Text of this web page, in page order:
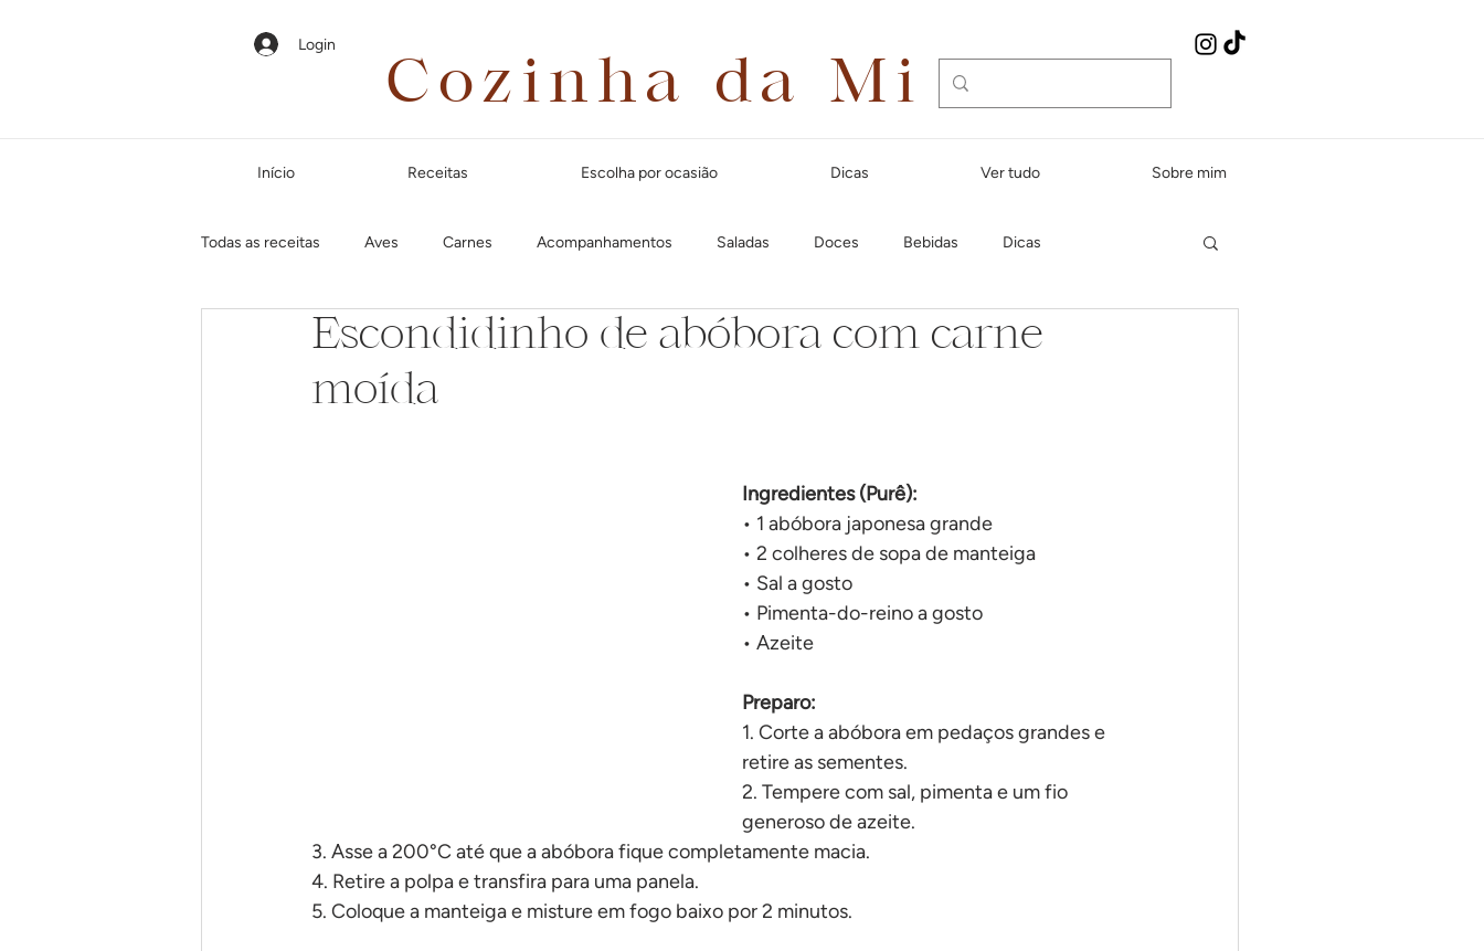
Login
Cozinha da Mi
Início Receitas Escolha por ocasião Dicas Ver tudo Sobre mim
Todas as receitas Aves Carnes Acompanhamentos Saladas Doces Bebidas Dicas
Em até 35 minutos Páscoa Dias quentes Lanches e aperitivos Natal Massas Peixes e frutos do mar
Escondidinho de abóbora com carne
moída
Ingredientes (Purê):
• 1 abóbora japonesa grande
• 2 colheres de sopa de manteiga
• Sal a gosto
• Pimenta-do-reino a gosto
• Azeite
Preparo:
1. Corte a abóbora em pedaços grandes e
retire as sementes.
2. Tempere com sal, pimenta e um fio
generoso de azeite.
3. Asse a 200°C até que a abóbora fique completamente macia.
4. Retire a polpa e transfira para uma panela.
5. Coloque a manteiga e misture em fogo baixo por 2 minutos.